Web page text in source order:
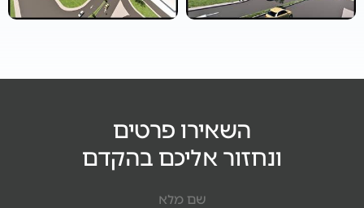
השאירו פרטים
ונחזור אליכם בהקדם